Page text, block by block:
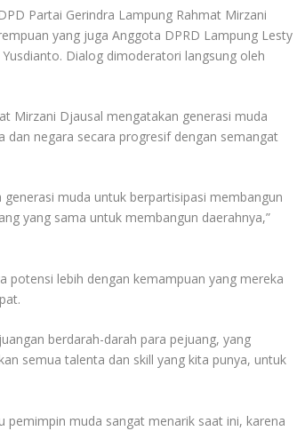
Partai Gerindra Lampung Rahmat Mirzani
yang juga Anggota DPRD Lampung Lesty
Dialog dimoderatori langsung oleh
Mirzani Djausal mengatakan generasi muda
dan negara secara progresif dengan semangat
muda untuk berpartisipasi membangun
yang sama untuk membangun daerahnya,”
potensi lebih dengan kemampuan yang mereka
berdarah-darah para pejuang, yang
semua talenta dan skill yang kita punya, untuk
pemimpin muda sangat menarik saat ini, karena